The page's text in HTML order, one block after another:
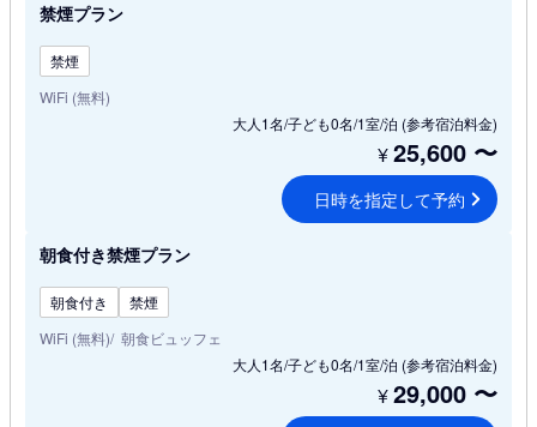
禁煙プラン
禁煙
WiFi (無料)
大人1名/子ども0名/1室/泊 (参考宿泊料金)
¥25,600 〜
日時を指定して予約
朝食付き禁煙プラン
朝食付き
禁煙
WiFi (無料) 朝食ビュッフェ
大人1名/子ども0名/1室/泊 (参考宿泊料金)
¥29,000 〜